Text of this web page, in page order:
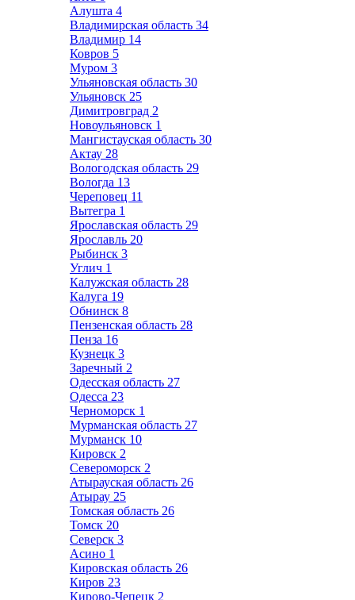
Алушта 4
Владимирская область 34
Владимир 14
Ковров 5
Муром 3
Ульяновская область 30
Ульяновск 25
Димитровград 2
Новоульяновск 1
Мангистауская область 30
Актау 28
Вологодская область 29
Вологда 13
Череповец 11
Вытегра 1
Ярославская область 29
Ярославль 20
Рыбинск 3
Углич 1
Калужская область 28
Калуга 19
Обнинск 8
Пензенская область 28
Пенза 16
Кузнецк 3
Заречный 2
Одесская область 27
Одесса 23
Черноморск 1
Мурманская область 27
Мурманск 10
Кировск 2
Североморск 2
Атырауская область 26
Атырау 25
Томская область 26
Томск 20
Северск 3
Асино 1
Кировская область 26
Киров 23
Кирово-Чепецк 2